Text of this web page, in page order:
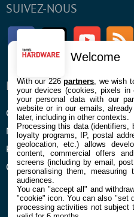
SUIVEZ-NOUS
FacebookTwitter Youtube
ENTREPRISE
Confidentialité et Cookies
Mentions légales et CGU
Préférences Cookies
Qui sommes nous
Welcome
With our 226partners , we wish
your devices (cookies, pixels
your personal data with our
website or in our emails,
later, including in other contexts.
Processing this data (identifiers,
loyalty programs, IP, postal
geolocation, etc.) allows
content, commercial offers
screens (including by email,
personalising them, measuring
audiences.
You can "accept all" and
"cookie" icon. You can also "set
processing activities not subject